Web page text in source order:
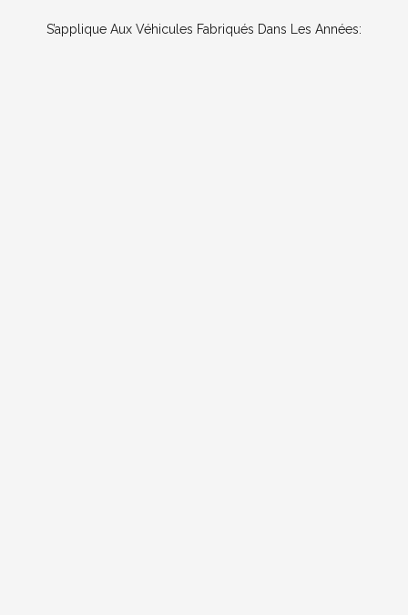
S’applique Aux Véhicules Fabriqués Dans Les Années: